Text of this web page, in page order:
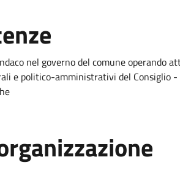
nel governo del comune operando
e politico-amministrativi del